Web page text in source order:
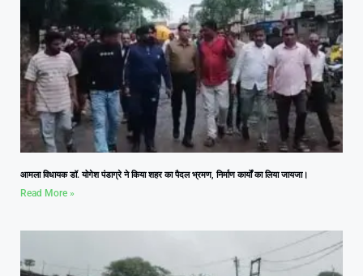
आमला विधायक डॉ. योगेश पंडाग्रे ने किया शहर का पैदल भ्रमण, निर्माण कार्यों का लिया जायजा।
Read More »